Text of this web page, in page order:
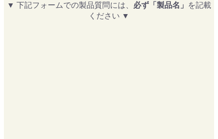
▼ 下記フォームでの製品質問には、 必ず「製品名」 を記載
ください ▼